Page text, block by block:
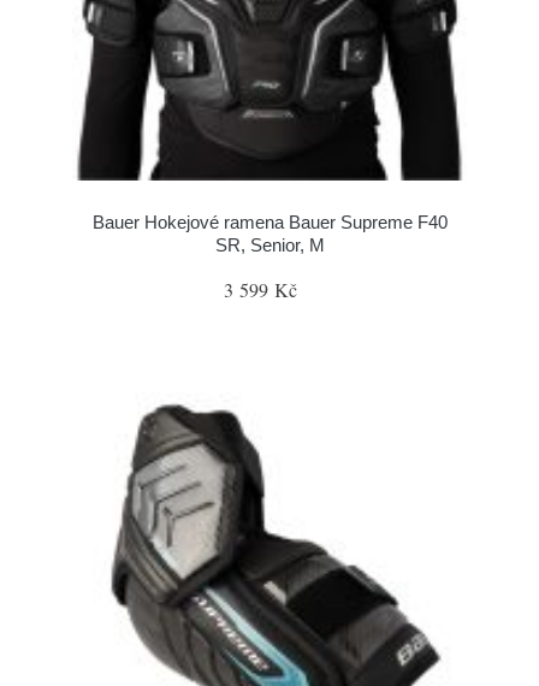
Bauer Hokejové ramena Bauer Supreme F40
SR, Senior, M
3 599 Kč